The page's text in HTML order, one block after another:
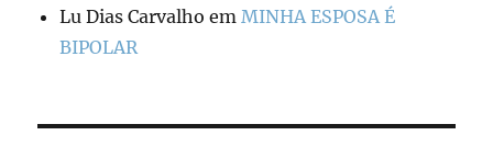
Lu Dias Carvalho em MINHA ESPOSA É
BIPOLAR